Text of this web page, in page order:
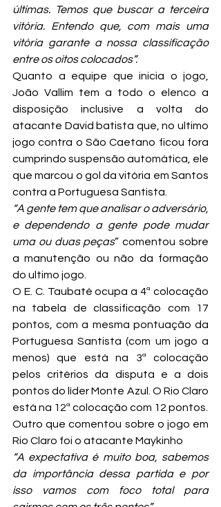
últimas. Temos que buscar a terceira
vitória. Entendo que, com mais uma
vitória garante a nossa classificação
entre os oitos colocados”.
Quanto a equipe que inicia o jogo,
João Vallim tem a todo o elenco a
disposição inclusive a volta do
atacante David batista que, no ultimo
jogo contra o São Caetano ficou fora
cumprindo suspensão automática, ele
que marcou o gol da vitória em Santos
contra a Portuguesa Santista.
“A gente tem que analisar o adversário,
e dependendo a gente pode mudar
uma ou duas peças” comentou sobre
a manutenção ou não da formação
do ultimo jogo.
O E. C. Taubaté ocupa a 4ª colocação
na tabela de classificação com 17
pontos, com a mesma pontuação da
Portuguesa Santista (com um jogo a
menos) que está na 3ª colocação
pelos critérios da disputa e a dois
pontos do líder Monte Azul. O Rio Claro
está na 12ª colocação com 12 pontos.
Outro que comentou sobre o jogo em
Rio Claro foi o atacante Maykinho
“A expectativa é muito boa, sabemos
da importância dessa partida e por
isso vamos com foco total para